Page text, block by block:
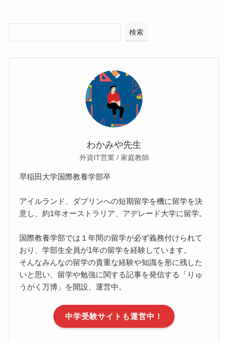
検索
わかみや先生
外資IT営業 / 家庭教師
早稲田大学国際教養学部卒
アイルランド、ダブリンへの短期留学を機に留学を決
意し、約1年オーストラリア、アデレード大学に留学。
国際教養学部では１年間の留学が必ず義務付けられて
おり、学部生全員が1年の留学を経験しています。
そんなみんなの留学の貴重な経験や知識を形に残した
いと思い、留学や勉強に関する記事を発信する「りゅ
うがく万博」を開設、運営中。
中学受験サイトも運営中！